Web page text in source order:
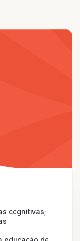
cognitivas;
educação de